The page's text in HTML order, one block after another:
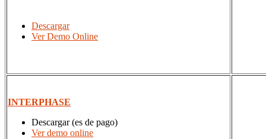
Descargar
Ver Demo Online
INTERPHASE
Descargar (es de pago)
Ver demo online